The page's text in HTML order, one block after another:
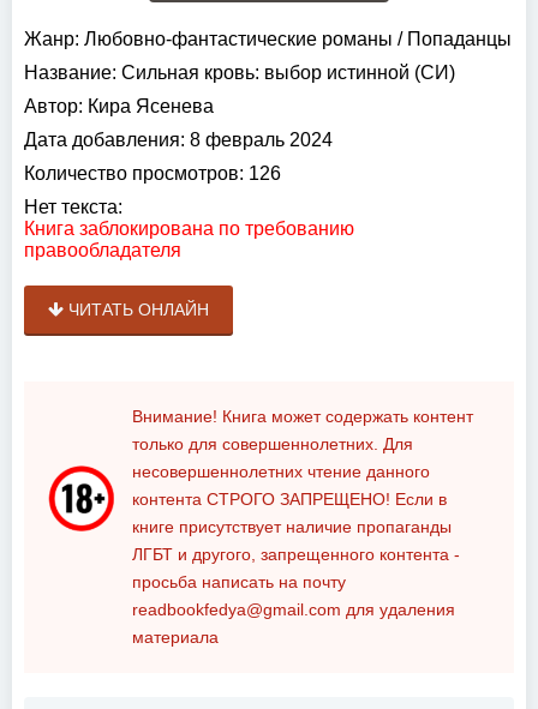
Жанр: Любовно-фантастические романы / Попаданцы
Название: Сильная кровь: выбор истинной (СИ)
Автор: Кира Ясенева
Дата добавления: 8 февраль 2024
Количество просмотров: 126
Нет текста:
Книга заблокирована по требованию
правообладателя
ЧИТАТЬ ОНЛАЙН
Внимание! Книга может содержать контент
только для совершеннолетних. Для
несовершеннолетних чтение данного
контента СТРОГО ЗАПРЕЩЕНО! Если в
книге присутствует наличие пропаганды
ЛГБТ и другого, запрещенного контента -
просьба написать на почту
readbookfedya@gmail.com для удаления
материала